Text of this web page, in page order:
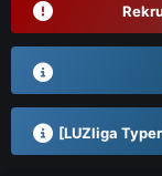
[LUZliga